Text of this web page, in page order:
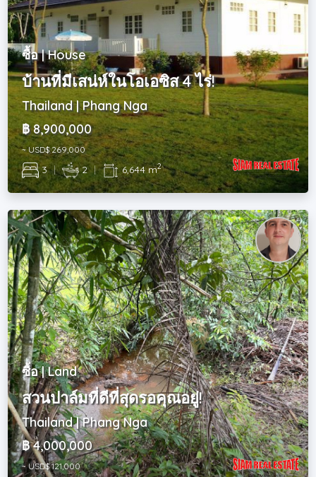
ซื้อ | House
บ้านที่มีเสน่ห์ในโอเอซิส 4 ไร่!
Thailand | Phang Nga
฿ 8,900,000
~ USD$ 269,000
3 | 2 | 6,644 m2
ซื้อ | Land
สวนปาล์มที่ดีที่สุดรอคุณอยู่!
Thailand | Phang Nga
฿ 4,000,000
~ USD$ 121,000